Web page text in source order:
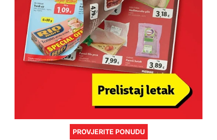
PROVJERITE PONUDU